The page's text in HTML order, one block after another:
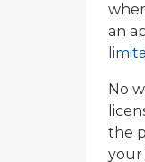
an
No
the
your